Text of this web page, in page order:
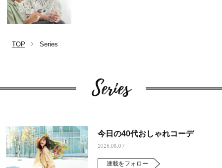
TOP Series
Series
今日の40代おしゃれコーデ
2026.08.07
連載をフォロー